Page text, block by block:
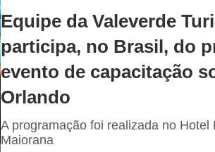
Equipe da Valeverde
participa, no Brasil, do
evento de capacitação
Orlando
A programação foi realizada no Hotel
Maiorana